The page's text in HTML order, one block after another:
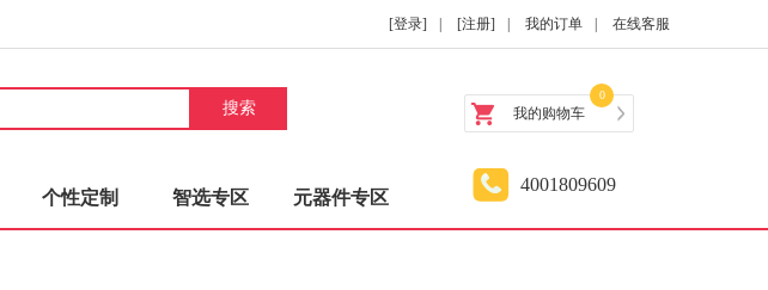
[登录] [注册] 我的订单 在线客服
搜索 我的购物车
0
个性定制 智选专区 元器件专区
4001809609